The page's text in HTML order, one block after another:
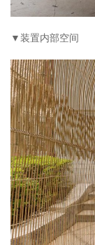
▼装置内部空间